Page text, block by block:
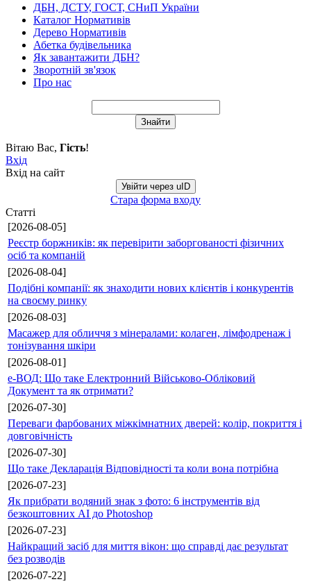
ДБН, ДСТУ, ГОСТ, СНиП України
Каталог Нормативів
Дерево Нормативів
Абетка будівельника
Як завантажити ДБН?
Зворотній зв'язок
Про нас
Вітаю Вас, Гість!
Вхід
Вхід на сайт
Увійти через uID
Стара форма входу
Статті
[2026-08-05]
Реєстр боржників: як перевірити заборгованості фізичних
осіб та компаній
[2026-08-04]
Подібні компанії: як знаходити нових клієнтів і конкурентів
на своєму ринку
[2026-08-03]
Масажер для обличчя з мінералами: колаген, лімфодренаж і
тонізування шкіри
[2026-08-01]
е-ВОД: Що таке Електронний Військово-Обліковий
Документ та як отримати?
[2026-07-30]
Переваги фарбованих міжкімнатних дверей: колір, покриття і
довговічність
[2026-07-30]
Що таке Декларація Відповідності та коли вона потрібна
[2026-07-23]
Як прибрати водяний знак з фото: 6 інструментів від
безкоштовних AI до Photoshop
[2026-07-23]
Найкращий засіб для миття вікон: що справді дає результат
без розводів
[2026-07-22]